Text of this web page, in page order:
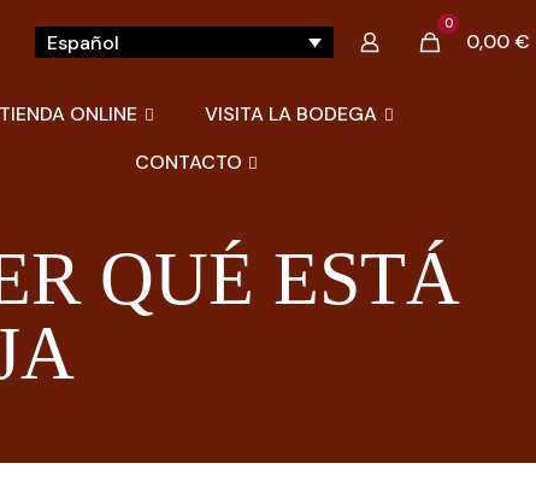
Español
0
0,00 €
TIENDA ONLINE
VISITA LA BODEGA
CONTACTO
QUÉ ESTÁ